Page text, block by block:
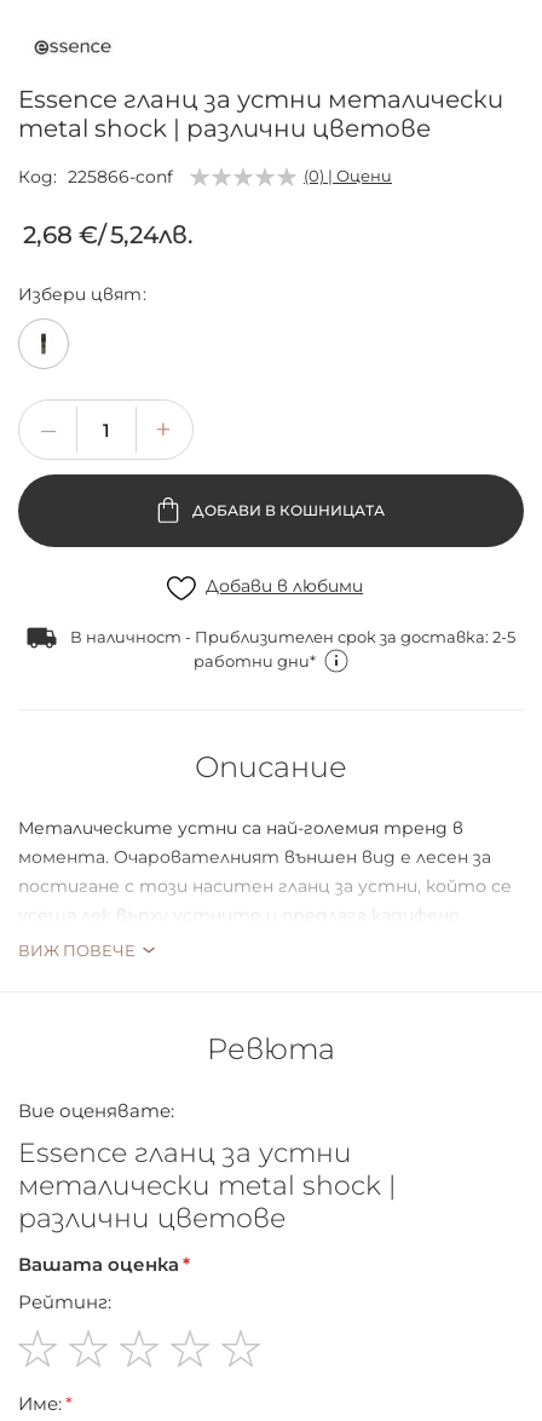
началото
галерия
със
снимки
Essence гланц за устни металически
metal shock | различни цветове
Код 225866-conf (0) | Оцени
2,68 €/5,24лв.
Избери цвят
ДОБАВИ В КОШНИЦАТА
Добави в любими
В наличност - Приблизителен срок за доставка: 2-5
работни дни*
Описание
Металическите устни са най-големия тренд в
момента. Очарователният външен вид е лесен за
постигане с този наситен гланц за устни, който се
усеща лек върху устните и предлага кадифено
матово покритие.
ВИЖ ПОВЕЧЕ
Ревюта
Вие оценявате:
Essence гланц за устни
металически metal shock |
различни цветове
Вашата оценка
Рейтинг:
star
stars
stars
stars
stars
Име: